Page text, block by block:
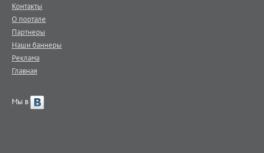
Контакты
О портале
Партнеры
Наши баннеры
Реклама
Главная
Мы в